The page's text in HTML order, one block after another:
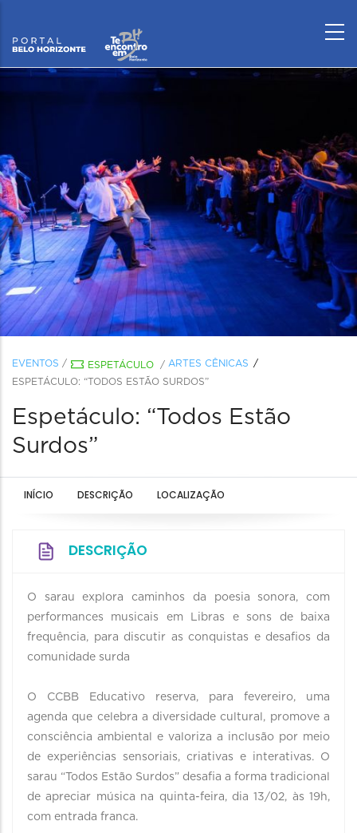
EVENTOS / ESPETÁCULO / ARTES CÊNICAS
ESPETÁCULO: “TODOS ESTÃO SURDOS”
Espetáculo: “Todos Estão
Surdos”
INÍCIO DESCRIÇÃO LOCALIZAÇÃO
DESCRIÇÃO
O sarau explora caminhos da poesia sonora, com
performances musicais em Libras e sons de baixa
frequência, para discutir as conquistas e desafios da
comunidade surda
O CCBB Educativo reserva, para fevereiro, uma
agenda que celebra a diversidade cultural, promove a
consciência ambiental e valoriza a inclusão por meio
de experiências sensoriais, criativas e interativas. O
sarau “Todos Estão Surdos” desafia a forma tradicional
de apreciar música na quinta-feira, dia 13/02, às 19h,
com entrada franca.